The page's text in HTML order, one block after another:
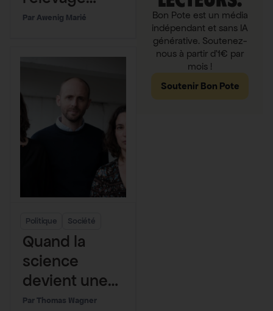
intensif
Awenig Marié
Politique Société
Quand la
science
devient une
cible
Thomas Wagner
Bon Pote est un média
indépendant et sans IA
générative. Soutenez-
nous à partir d'1€ par
mois !
Soutenir Bon Pote